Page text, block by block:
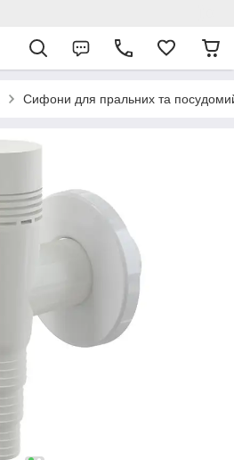
Сифони для пральних та